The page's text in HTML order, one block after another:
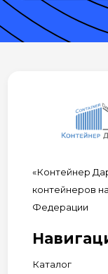
«Контейнер
контейнеров
Федерации
Каталог